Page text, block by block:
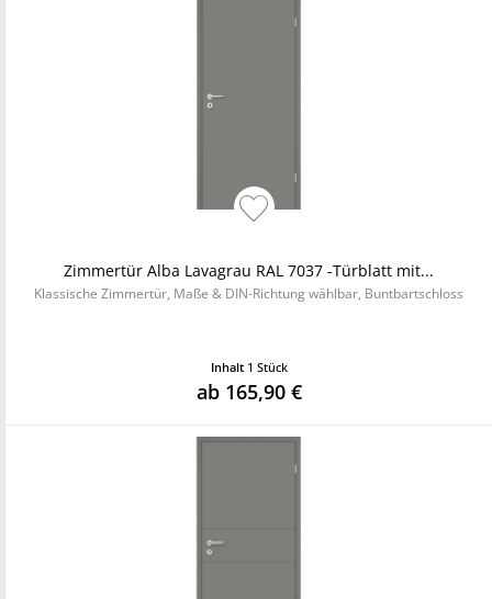
Zimmertür Alba Lavagrau RAL 7037 -Türblatt mit...
Klassische Zimmertür, Maße & DIN-Richtung wählbar, Buntbartschloss
Inhalt 1 Stück
ab 165,90 €